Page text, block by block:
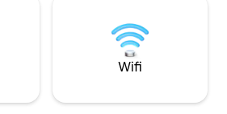
de
van
om er
je comfortabel
vrienden. We
(toeslag voor
ze zijn niet
de bedden om
Wifi